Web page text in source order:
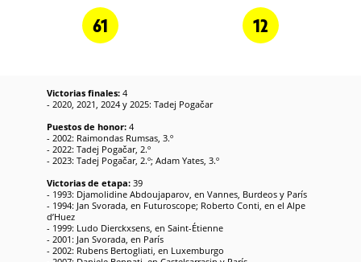
61 12
Victorias finales: 4
- 2020, 2021, 2024 y 2025: Tadej Pogačar
Puestos de honor: 4
- 2002: Raimondas Rumsas, 3.º
- 2022: Tadej Pogačar, 2.º
- 2023: Tadej Pogačar, 2.º; Adam Yates, 3.º
Victorias de etapa: 39
- 1993: Djamolidine Abdoujaparov, en Vannes, Burdeos y París
- 1994: Jan Svorada, en Futuroscope; Roberto Conti, en el Alpe
d’Huez
- 1999: Ludo Dierckxsens, en Saint-Étienne
- 2001: Jan Svorada, en París
- 2002: Rubens Bertogliati, en Luxemburgo